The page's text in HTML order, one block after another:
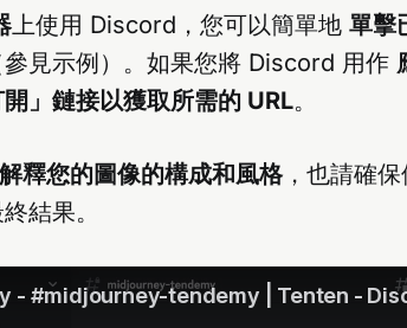
上使用 Discord，您可以簡單地 單擊
見示例）。如果您將 Discord 用作
」鏈接以獲取所需的 URL。
釋您的圖像的構成和風格，也請確
結果。